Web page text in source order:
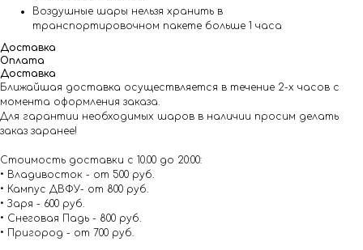
Воздушные шары нельзя хранить в
транспортировочном пакете больше 1 часа
Доставка
Оплата
Доставка
Ближайшая доставка осуществляется в течение 2-х часов с
момента оформления заказа.
Для гарантии необходимых шаров в наличии просим делать
заказ заранее!
Стоимость доставки с 10.00 до 20:00:
• Владивосток - от 500 руб.
• Кампус ДВФУ- от 800 руб.
• Заря - 600 руб.
• Снеговая Падь - 800 руб.
• Пригород - от 700 руб.